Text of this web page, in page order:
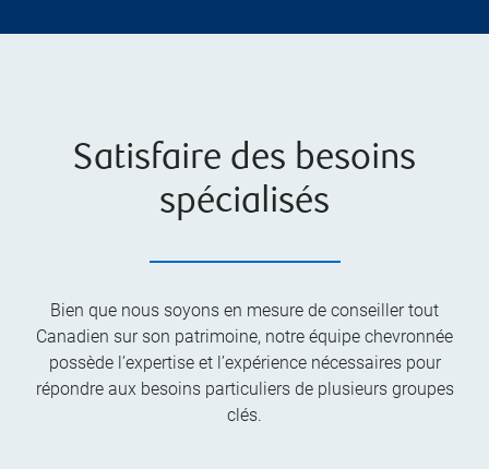
Satisfaire des besoins
spécialisés
Bien que nous soyons en mesure de conseiller tout
Canadien sur son patrimoine, notre équipe chevronnée
possède l’expertise et l’expérience nécessaires pour
répondre aux besoins particuliers de plusieurs groupes
clés.